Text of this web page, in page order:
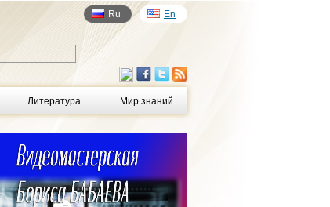
Ru En
Литература Мир знаний